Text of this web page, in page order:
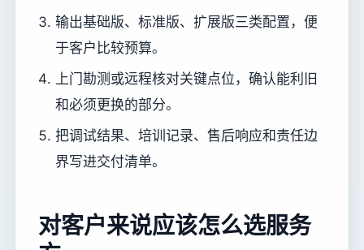
输出基础版、标准版、扩展版三类配置，便
于客户比较预算。
上门勘测或远程核对关键点位，确认能利旧
和必须更换的部分。
把调试结果、培训记录、售后响应和责任边
界写进交付清单。
对客户来说应该怎么选服务